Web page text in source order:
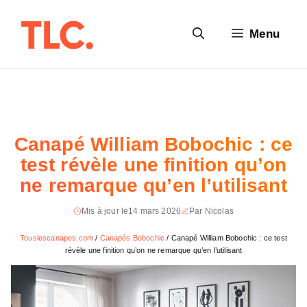
Menu
Canapé William Bobochic : ce
test révèle une finition qu’on
ne remarque qu’en l’utilisant
Mis à jour le14 mars 2026 Par Nicolas
Touslescanapes.com / Canapés Bobochic / Canapé William Bobochic : ce test
révèle une finition qu’on ne remarque qu’en l’utilisant